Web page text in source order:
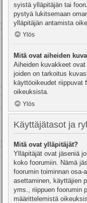
syistä ylläpitäjän tai
pystyä lukitsemaan
ylläpitäjän antamista
Ylös
Mitä ovat aiheiden
Aiheiden kuvakkeet
joiden on tarkoitus
käyttöoikeudet riippuvat
oikeuksista.
Ylös
Käyttäjätasot ja
Mitä ovat ylläpitäjät?
Ylläpitäjät ovat jäseniä
koko foorumiin. Nämä
foorumin toiminnan osa-
asettaminen, käyttäjien
yms., riippuen foorumin
määrittelemistä